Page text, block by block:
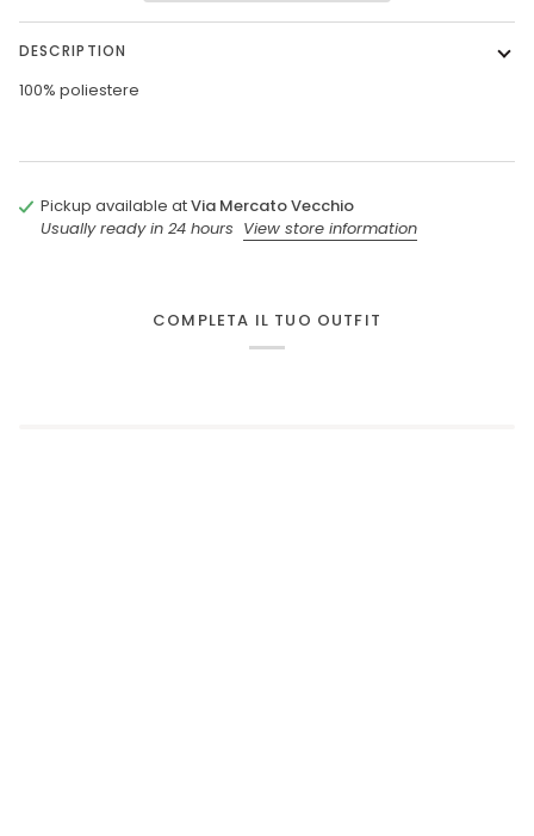
DESCRIPTION
100% poliestere
Pickup available atVia Mercato Vecchio
Usually ready in 24 hours View store information
COMPLETA IL TUO OUTFIT